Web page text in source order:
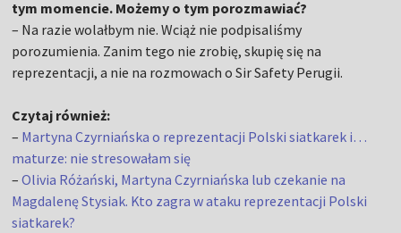
tym momencie. Możemy o tym porozmawiać?
– Na razie wolałbym nie. Wciąż nie podpisaliśmy
porozumienia. Zanim tego nie zrobię, skupię się na
reprezentacji, a nie na rozmowach o Sir Safety Perugii.
Czytaj również:
– Martyna Czyrniańska o reprezentacji Polski siatkarek i…
maturze: nie stresowałam się
–Olivia Różański, Martyna Czyrniańska lub czekanie na
Magdalenę Stysiak. Kto zagra w ataku reprezentacji Polski
siatkarek?